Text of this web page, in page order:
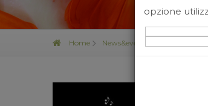
Home News&events
opzione